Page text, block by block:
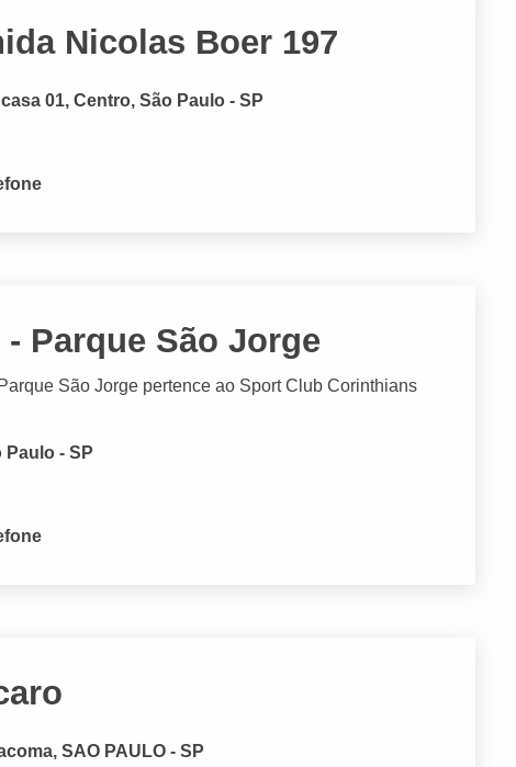
Nicolas Boer 197
01, Centro, São Paulo - SP
Parque São Jorge
São Jorge pertence ao Sport Club Corinthians
Paulo - SP
SAO PAULO - SP